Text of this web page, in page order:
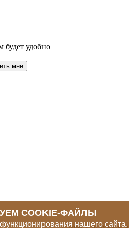
будет удобно
мне
COOKIE-ФАЙЛЫ
нашего